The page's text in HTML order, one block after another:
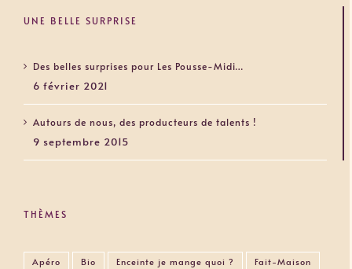
UNE BELLE SURPRISE
Des belles surprises pour Les Pousse-Midi…
6 février 2021
Autours de nous, des producteurs de talents !
9 septembre 2015
THÈMES
Apéro Bio Enceinte je mange quoi ?
Fait-Maison